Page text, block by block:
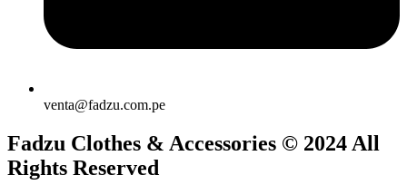
venta@fadzu.com.pe
Fadzu Clothes & Accessories © 2024 All
Rights Reserved